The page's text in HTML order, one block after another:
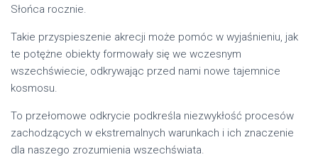
Słońca rocznie.
Takie przyspieszenie akrecji może pomóc w wyjaśnieniu, jak
te potężne obiekty formowały się we wczesnym
wszechświecie, odkrywając przed nami nowe tajemnice
kosmosu.
To przełomowe odkrycie podkreśla niezwykłość procesów
zachodzących w ekstremalnych warunkach i ich znaczenie
dla naszego zrozumienia wszechświata.